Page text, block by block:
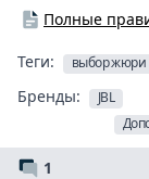
Полные
Теги: выбор жюри
Бренды:
JBL
1